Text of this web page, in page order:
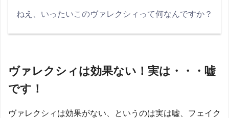
ねえ、いったいこのヴァレクシィって何なんですか？
ヴァレクシィは効果ない！実は・・・嘘
です！
ヴァレクシィは効果がない、というのは実は嘘、フェイク